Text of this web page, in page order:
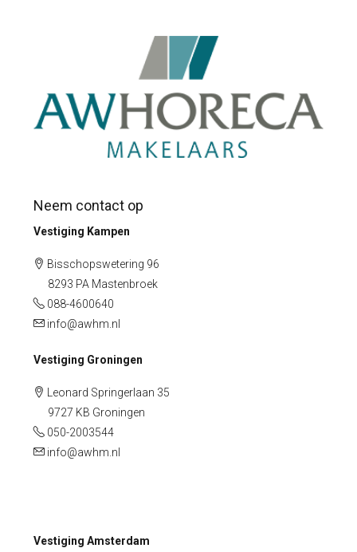
Neem contact op
Vestiging Kampen
Bisschopswetering 96
8293 PA Mastenbroek
088-4600640
info@awhm.nl
Vestiging Groningen
Leonard Springerlaan 35
9727 KB Groningen
050-2003544
info@awhm.nl
Vestiging Amsterdam